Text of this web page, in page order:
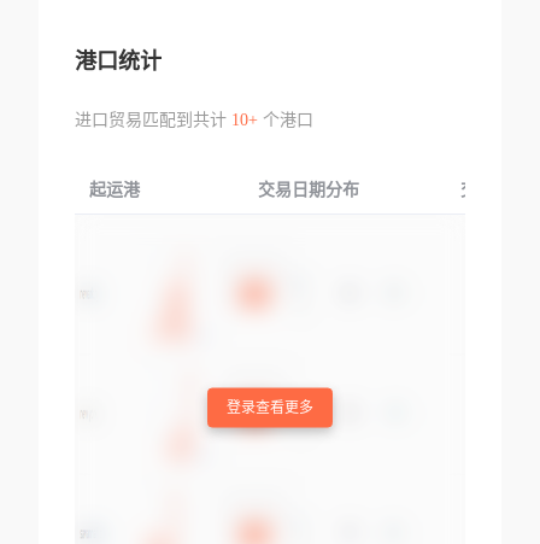
港口统计
进口贸易匹配到共计 10+个港口
起运港 交易日期分布 交易产品
登录查看更多